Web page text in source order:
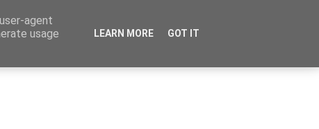
agent
usage
LEARN MORE GOT IT